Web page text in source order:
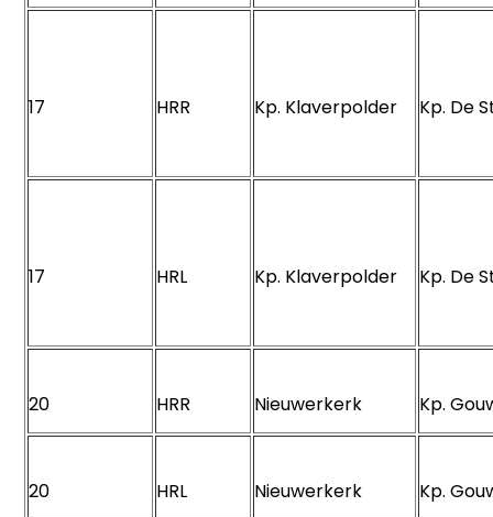
17 HRR Kp. Klaverpolder Kp. De
17 HRL Kp. Klaverpolder Kp. De
20 HRR Nieuwerkerk Kp.
20 HRL Nieuwerkerk Kp.